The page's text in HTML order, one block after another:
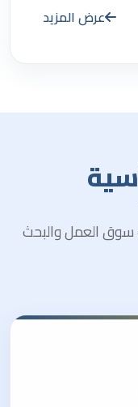
عرض المزيد
سوق العمل والبحث